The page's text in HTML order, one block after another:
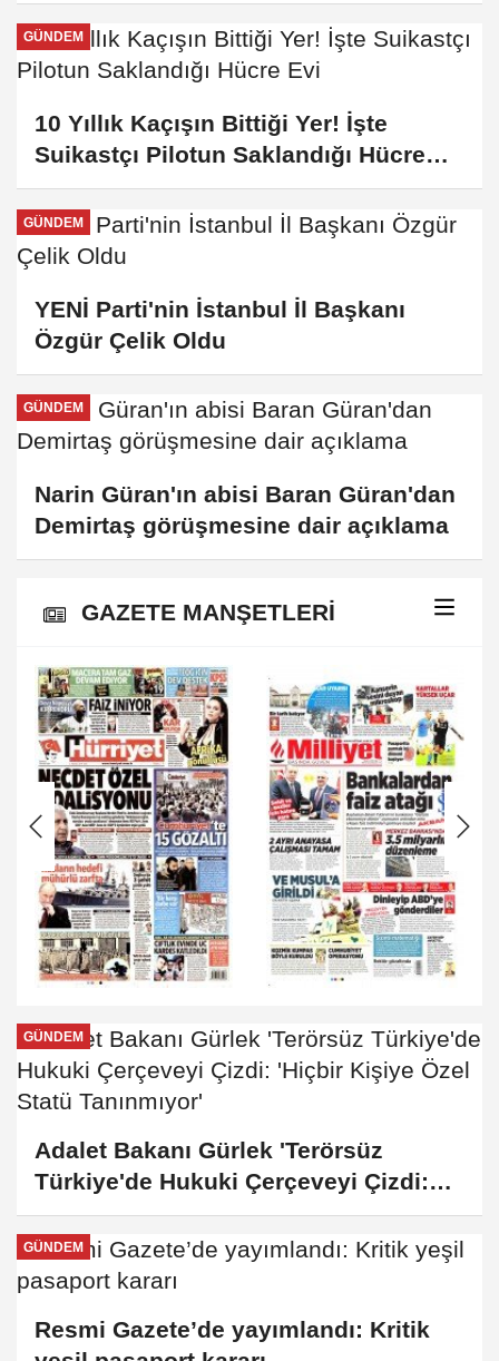
GÜNDEM
10 Yıllık Kaçışın Bittiği Yer! İşte
Suikastçı Pilotun Saklandığı Hücre
Evi
GÜNDEM
YENİ Parti'nin İstanbul İl Başkanı
Özgür Çelik Oldu
GÜNDEM
Narin Güran'ın abisi Baran Güran'dan
Demirtaş görüşmesine dair açıklama
GAZETE MANŞETLERİ
GÜNDEM
Adalet Bakanı Gürlek 'Terörsüz
Türkiye'de Hukuki Çerçeveyi Çizdi:
'Hiçbir Kişiye Özel Statü Tanınmıyor'
GÜNDEM
Resmi Gazete’de yayımlandı: Kritik